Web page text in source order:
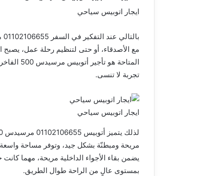
ايجار اتوبيس سياحي
مع الأصدقاء، أو حتى لتنظيم رحلة عمل، يصبح
المتاحة
تجربة لا تنسى.
ايجار اتوبيس سياحي
مريحة ومبطنّة بشكل جيد، وتوفر مساحة
يضمن بقاء الأجواء الداخلية مريحة، مهما
بمستوى عالٍ من الراحة طوال الطريق.